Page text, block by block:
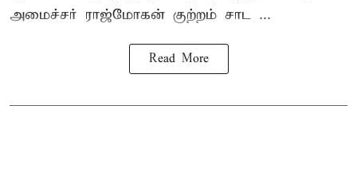
அமைச்சர் ராஜ்மோகன் குற்றம் சாட ...
Read More